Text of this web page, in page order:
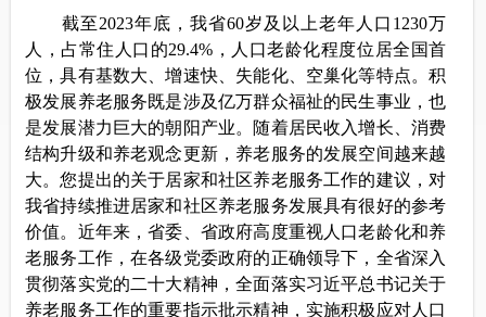
截至2023年底，我省60岁及以上老年人口1230万
人，占常住人口的29.4%，人口老龄化程度位居全国首
位，具有基数大、增速快、失能化、空巢化等特点。积
极发展养老服务既是涉及亿万群众福祉的民生事业，也
是发展潜力巨大的朝阳产业。随着居民收入增长、消费
结构升级和养老观念更新，养老服务的发展空间越来越
大。您提出的关于居家和社区养老服务工作的建议，对
我省持续推进居家和社区养老服务发展具有很好的参考
价值。近年来，省委、省政府高度重视人口老龄化和养
老服务工作，在各级党委政府的正确领导下，全省深入
贯彻落实党的二十大精神，全面落实习近平总书记关于
养老服务工作的重要指示批示精神，实施积极应对人口